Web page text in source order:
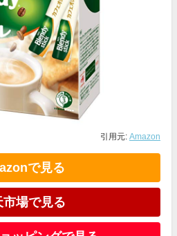
引用元: Amazon
で見る
市場で見る